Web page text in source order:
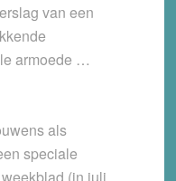
van een
armoede …
als
speciale
(in juli